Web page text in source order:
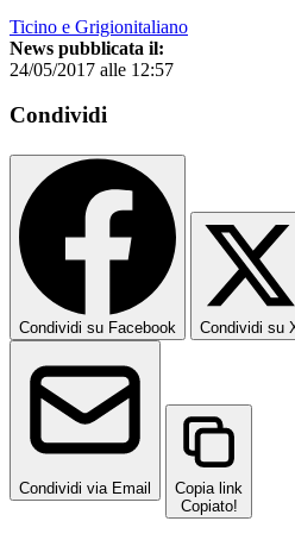
Ticino e Grigionitaliano
News pubblicata il:
24/05/2017 alle 12:57
Condividi
Condividi su Facebook Condividi su
Condividi via Email
Copia link
Copiato!